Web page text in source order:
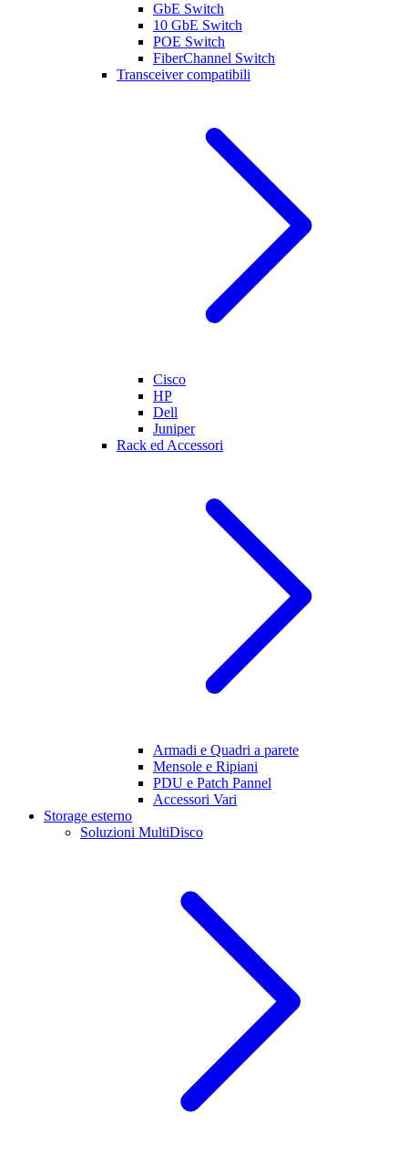
GbE Switch
10 GbE Switch
POE Switch
FiberChannel Switch
Transceiver compatibili
Cisco
HP
Dell
Juniper
Rack ed Accessori
Armadi e Quadri a parete
Mensole e Ripiani
PDU e Patch Pannel
Accessori Vari
Storage esterno
Soluzioni MultiDisco